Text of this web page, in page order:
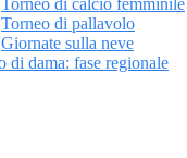
Torneo di calcio femminile
Torneo di pallavolo
Giornate sulla neve
di dama: fase regionale